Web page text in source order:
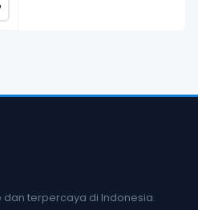
terpercaya di Indonesia.